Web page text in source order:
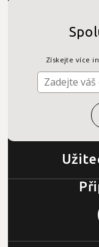
Získejte více